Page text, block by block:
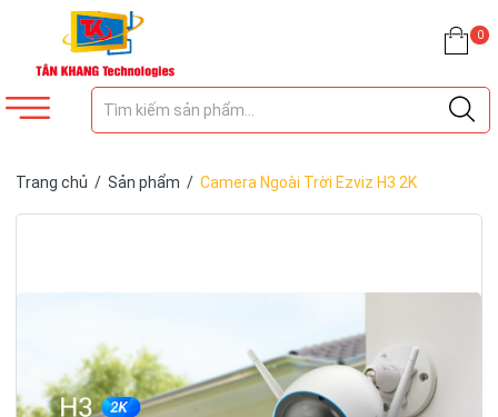
0
Trang chủ / Sản phẩm / Camera Ngoài Trời Ezviz H3 2K